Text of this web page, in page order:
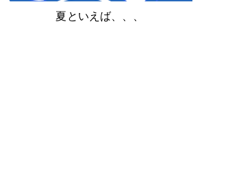
夏といえば、、、